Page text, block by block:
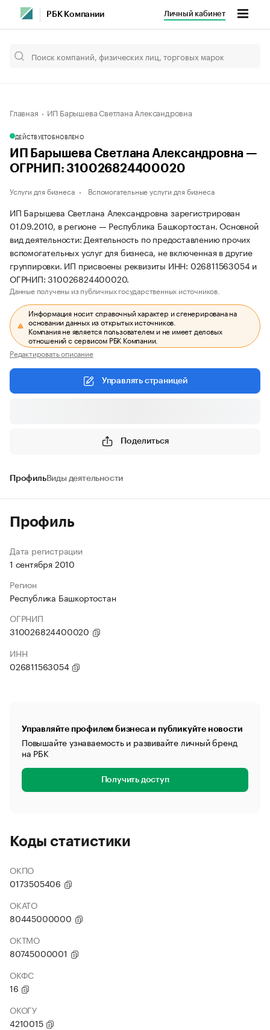
РБК Компании Личный кабинет
Главная ИП Барышева Светлана Александровна
ДЕЙСТВУЕТОБНОВЛЕНО
ИП Барышева Светлана Александровна —
ОГРНИП: 310026824400020
Услуги для бизнеса Вспомогательные услуги для бизнеса
ИП Барышева Светлана Александровна зарегистрирован
01.09.2010, в регионе — Республика Башкортостан. Основной
вид деятельности: Деятельность по предоставлению прочих
вспомогательных услуг для бизнеса, не включенная в другие
группировки. ИП присвоены реквизиты ИНН: 026811563054 и
ОГРНИП: 310026824400020.
Данные получены из публичных государственных источников.
Информация носит справочный характер и сгенерирована на
основании данных из открытых источников.
Компания не является пользователем и не имеет деловых
отношений с сервисом РБК Компании.
Редактировать описание
Управлять страницей
Поделиться
ПрофильВиды деятельности
Профиль
Дата регистрации
1 сентября 2010
Регион
Республика Башкортостан
ОГРНИП
310026824400020
ИНН
026811563054
Управляйте профилем бизнеса и публикуйте новости
Повышайте узнаваемость и развивайте личный бренд
на РБК
Получить доступ
Коды статистики
ОКПО
0173505406
ОКАТО
80445000000
ОКТМО
80745000001
ОКФС
16
ОКОГУ
4210015